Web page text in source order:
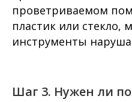
проветриваемом
пластик или стекло,
инструменты
Шаг 3. Нужен ли